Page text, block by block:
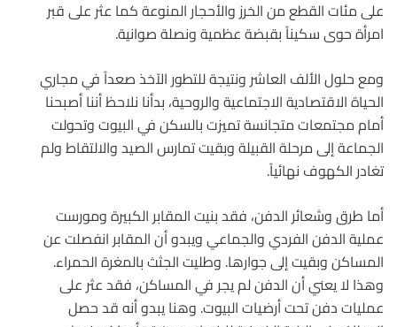
على مئات القطع من الخرز والأحجار المنوعة كما عثر على قبر
امرأة حوى سكيناً بقبضة عظمية ونصلة صوانية.
ومع حلول الألف العاشر ونتيجة للتطور الآخذ صعداً في مجاري
الحياة الاقتصادية الاجتماعية والروحية، بدأنا نلاحظ أننا أصبحنا
أمام مجتمعات متجانسة تميزت بالسكن في البيوت وتحولت
الجماعة إلى مرحلة القبيلة وبقيت تمارس الصيد والالتقاط ولم
تغادر الكهوف نهائياً.
أما طرق وشعائر الدفن، فقد بنيت المقابر الكبيرة ومورست
عملية الدفن الفردي والجماعي ويبدو أن المقابر انفصلت عن
المساكن وبقيت إلى جوارها. وطليت الجثث بالمغرة الحمراء.
وهذا لا يعني أن الدفن لم يجر في المساكن، فقد عثر على
عمليات دفن تحت أرضيات البيوت. وهنا يبدو أنه قد حصل